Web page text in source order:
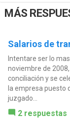
MÁS
Salarios de
Intentare ser lo
noviembre de
conciliación y se
la empresa puesto
juzgado...
2 respuestas